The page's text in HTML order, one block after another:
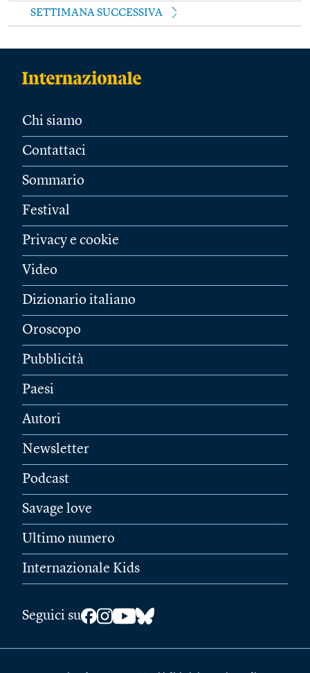
SETTIMANA SUCCESSIVA
Chi siamo
Contattaci
Sommario
Festival
Privacy e cookie
Video
Dizionario italiano
Oroscopo
Pubblicità
Paesi
Autori
Newsletter
Podcast
Savage love
Ultimo numero
Internazionale Kids
Seguici su